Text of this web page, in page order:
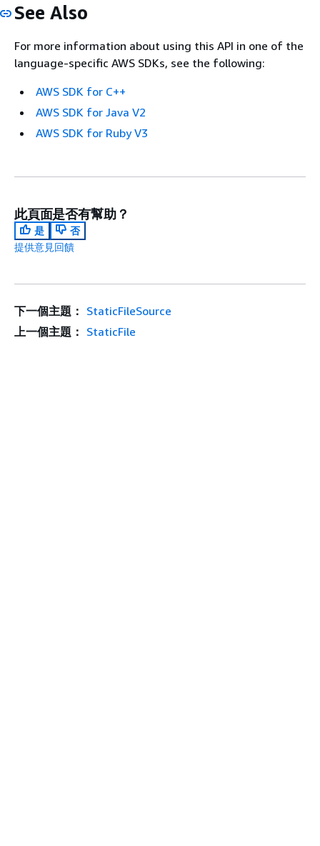
See Also
For more information about using this API in one of the
language-specific AWS SDKs, see the following:
AWS SDK for C++
AWS SDK for Java V2
AWS SDK for Ruby V3
此頁面是否有幫助？
是
否
提供意見回饋
下一個主題： StaticFileSource
上一個主題： StaticFile